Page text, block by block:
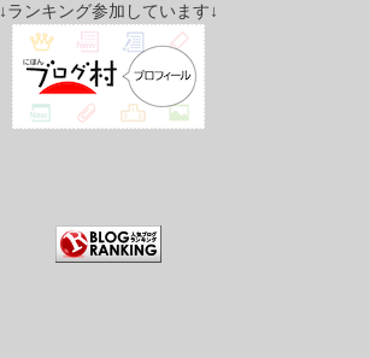
↓ランキング参加しています↓